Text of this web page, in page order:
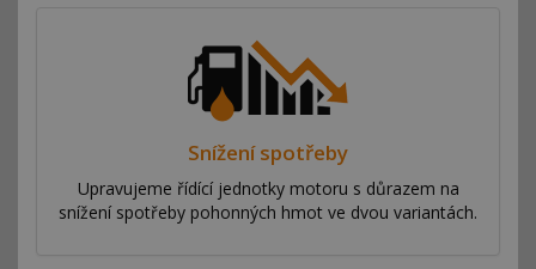
Snížení spotřeby
Upravujeme řídící jednotky motoru s důrazem na
snížení spotřeby pohonných hmot ve dvou variantách.